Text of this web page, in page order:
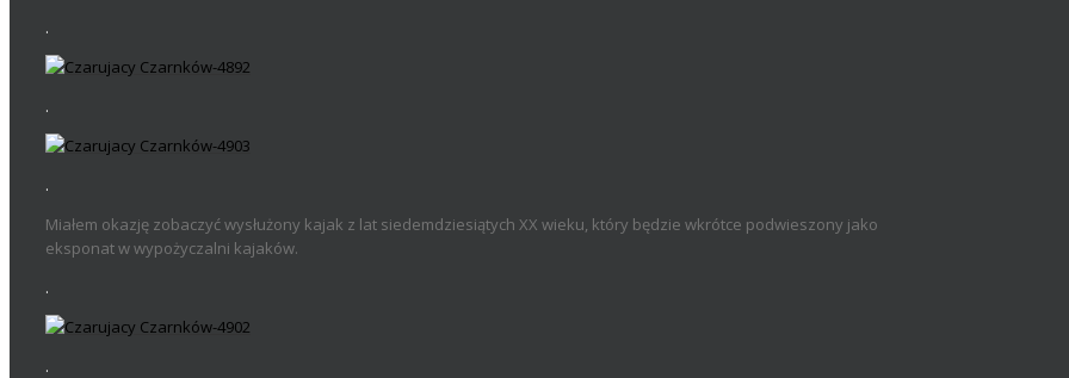
.
.
.
Miałem okazję zobaczyć wysłużony kajak z lat siedemdziesiątych XX wieku, który będzie wkrótce podwieszony jako
eksponat w wypożyczalni kajaków.
.
.